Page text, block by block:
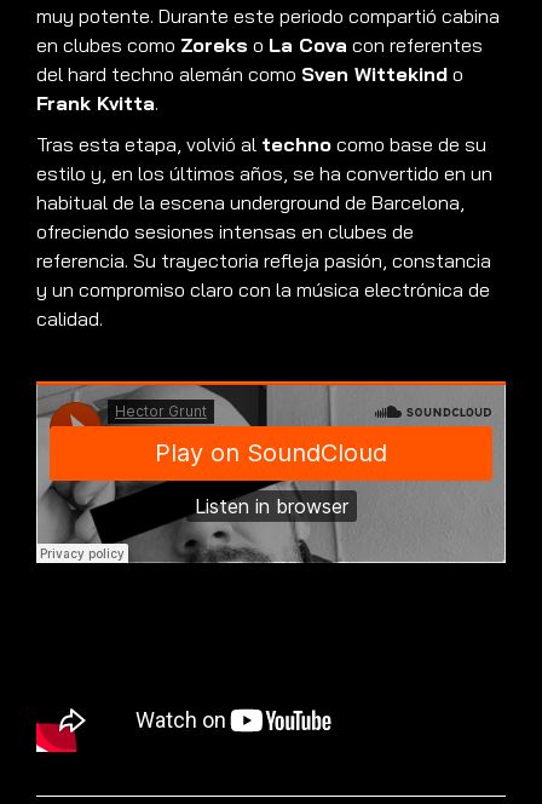
muy potente. Durante este periodo compartió cabina
en clubes como Zoreks o La Cova con referentes
del hard techno alemán como Sven Wittekind o
Frank Kvitta.
Tras esta etapa, volvió al techno como base de su
estilo y, en los últimos años, se ha convertido en un
habitual de la escena underground de Barcelona,
ofreciendo sesiones intensas en clubes de
referencia. Su trayectoria refleja pasión, constancia
y un compromiso claro con la música electrónica de
calidad.